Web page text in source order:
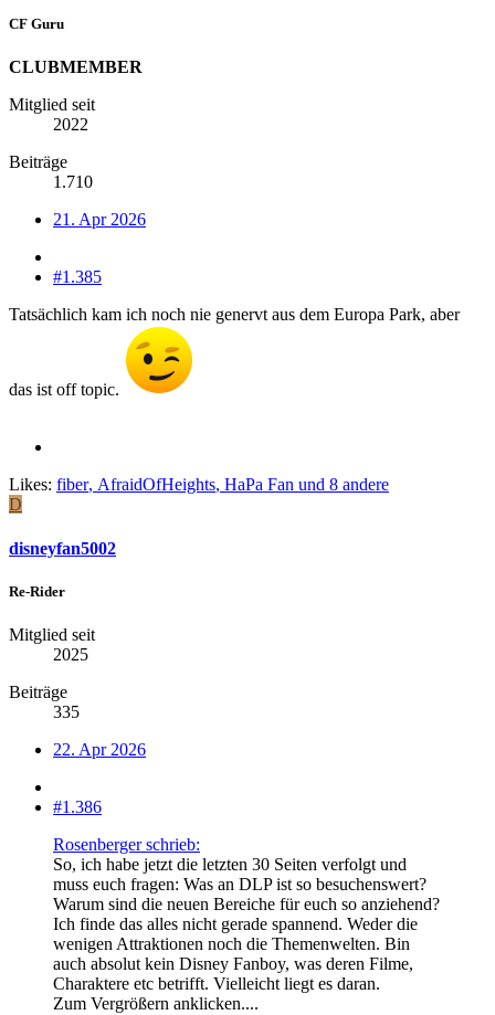
CF Guru
CLUBMEMBER
Mitglied seit
2022
Beiträge
1.710
21. Apr 2026
#1.385
Tatsächlich kam ich noch nie genervt aus dem Europa Park, aber
das ist off topic.
Likes: fiber, AfraidOfHeights, HaPa Fan und 8 andere
D
disneyfan5002
Re-Rider
Mitglied seit
2025
Beiträge
335
22. Apr 2026
#1.386
Rosenberger schrieb:
So, ich habe jetzt die letzten 30 Seiten verfolgt und
muss euch fragen: Was an DLP ist so besuchenswert?
Warum sind die neuen Bereiche für euch so anziehend?
Ich finde das alles nicht gerade spannend. Weder die
wenigen Attraktionen noch die Themenwelten. Bin
auch absolut kein Disney Fanboy, was deren Filme,
Charaktere etc betrifft. Vielleicht liegt es daran.
Zum Vergrößern anklicken....